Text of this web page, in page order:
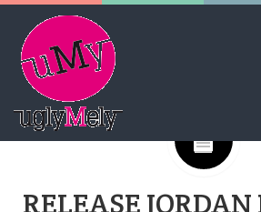
AIRTRAINERPEDIA
Google+
RELEASE